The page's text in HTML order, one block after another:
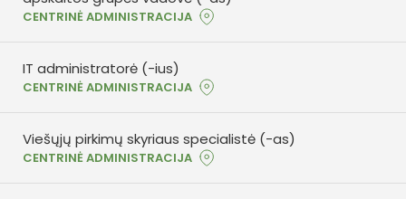
CENTRINĖ ADMINISTRACIJA
IT administratorė (-ius)
CENTRINĖ ADMINISTRACIJA
Viešųjų pirkimų skyriaus specialistė (-as)
CENTRINĖ ADMINISTRACIJA